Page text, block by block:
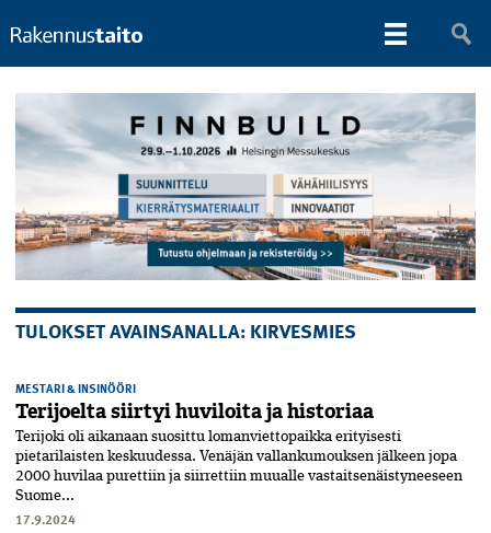
TULOKSET AVAINSANALLA: KIRVESMIES
MESTARI & INSINÖÖRI
Terijoelta siirtyi huviloita ja historiaa
Terijoki oli aikanaan suosittu lomanviettopaikka erityisesti
pietarilaisten keskuudessa. Venäjän vallankumouksen jälkeen jopa
2000 huvilaa purettiin ja siirrettiin muualle vastaitsenäistyneeseen
Suome...
17.9.2024